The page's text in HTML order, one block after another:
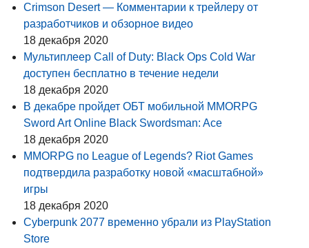
Crimson Desert — Комментарии к трейлеру от
разработчиков и обзорное видео
18 декабря 2020
Мультиплеер Call of Duty: Black Ops Cold War
доступен бесплатно в течение недели
18 декабря 2020
В декабре пройдет ОБТ мобильной MMORPG
Sword Art Online Black Swordsman: Ace
18 декабря 2020
MMORPG по League of Legends? Riot Games
подтвердила разработку новой «масштабной»
игры
18 декабря 2020
Cyberpunk 2077 временно убрали из PlayStation
Store